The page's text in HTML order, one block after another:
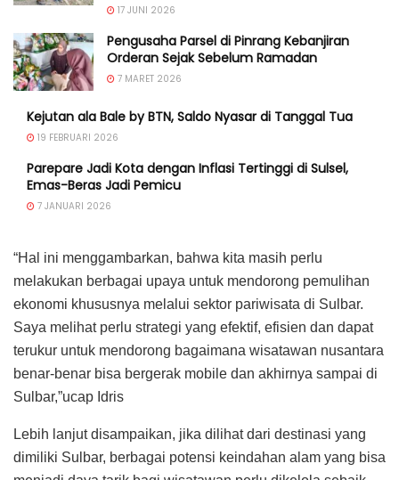
17 JUNI 2026
Pengusaha Parsel di Pinrang Kebanjiran
Orderan Sejak Sebelum Ramadan
7 MARET 2026
Kejutan ala Bale by BTN, Saldo Nyasar di Tanggal Tua
19 FEBRUARI 2026
Parepare Jadi Kota dengan Inflasi Tertinggi di Sulsel,
Emas-Beras Jadi Pemicu
7 JANUARI 2026
“Hal ini menggambarkan, bahwa kita masih perlu
melakukan berbagai upaya untuk mendorong pemulihan
ekonomi khususnya melalui sektor pariwisata di Sulbar.
Saya melihat perlu strategi yang efektif, efisien dan dapat
terukur untuk mendorong bagaimana wisatawan nusantara
benar-benar bisa bergerak mobile dan akhirnya sampai di
Sulbar,”ucap Idris
Lebih lanjut disampaikan, jika dilihat dari destinasi yang
dimiliki Sulbar, berbagai potensi keindahan alam yang bisa